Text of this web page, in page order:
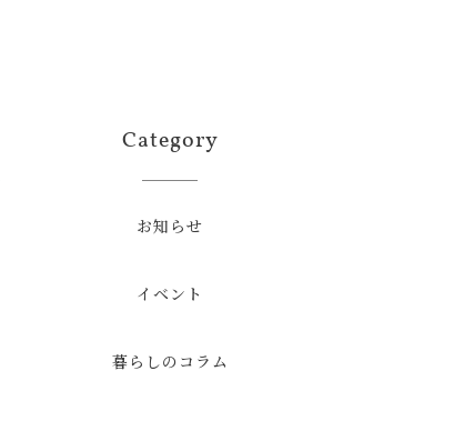
Category
お知らせ
イベント
暮らしのコラム